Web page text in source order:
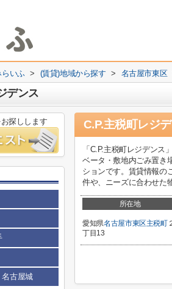
らいふ > (賃貸)地域から探す > 名古屋市東区
デンス
C.P.主税町レジ
「C.P.主税町レジデン
ベータ・敷地内ごみ置き
ションです。賃貸情報の
件や、ニーズに合わせた
所在地
愛知県名古屋市東区主税町
丁目13
探しします
名古屋城